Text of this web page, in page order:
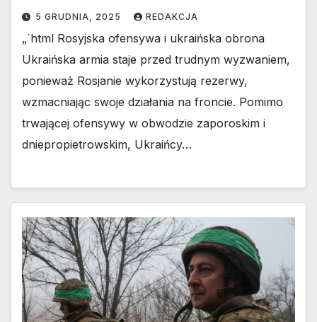
5 GRUDNIA, 2025 REDAKCJA
„`html Rosyjska ofensywa i ukraińska obrona
Ukraińska armia staje przed trudnym wyzwaniem,
ponieważ Rosjanie wykorzystują rezerwy,
wzmacniając swoje działania na froncie. Pomimo
trwającej ofensywy w obwodzie zaporoskim i
dniepropietrowskim, Ukraińcy…